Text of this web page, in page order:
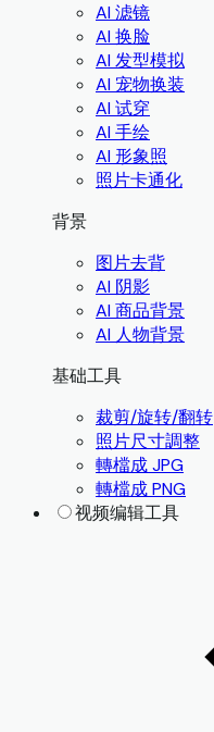
AI 滤镜
AI 换脸
AI 发型模拟
AI 宠物换装
AI 试穿
AI 手绘
AI 形象照
照片卡通化
背景
图片去背
AI 阴影
AI 商品背景
AI 人物背景
基础工具
裁剪/旋转/翻转
照片尺寸調整
轉檔成 JPG
轉檔成 PNG
视频编辑工具